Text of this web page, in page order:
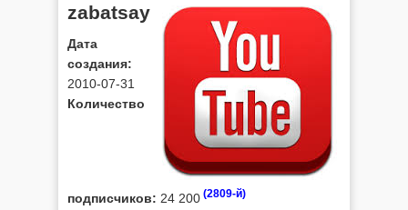
zabatsay
Дата
создания:
2010-07-31
Количество
подписчиков: 24 200 (2809-й)